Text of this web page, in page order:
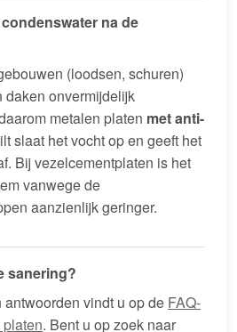
na de
(loodsen, schuren)
daken onvermijdelijk
metalen platen met anti-
slaat het vocht op en geeft het
Bij vezelcementplaten is het
vanwege de
aanzienlijk geringer.
sanering?
vindt u op de FAQ-
. Bent u op zoek naar